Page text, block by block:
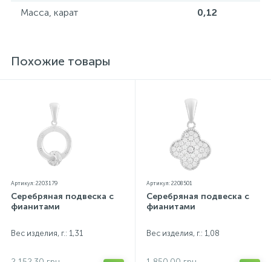
Масса, карат
0,12
Похожие товары
Артикул: 2203179
Серебряная подвеска с
фианитами
Вес изделия, г.: 1,31
Артикул: 2208501
Серебряная подвеска с
фианитами
Вес изделия, г.: 1,08